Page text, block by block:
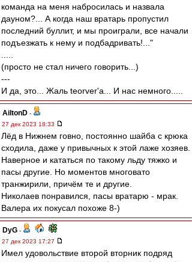
команда на меня набросилась и назвала
дауном?... А когда наш вратарь пропустил
последний буллит, и мы проиграли, все начали
подъезжать к нему и подбадривать!..."
(просто не стал ничего говорить...)
---
И да, это... Жаль teorver'а... И нас немного.....
AiltonD -
27 дек 2023 18:33
Лёд в Нижнем говно, постоянно шайба с крюка
сходила, даже у привычных к этой лаже хозяев.
Наверное и кататься по такому льду тяжко и
пасы другие. Но моментов многовато
транжирили, причём те и другие.
Николаев понравился, пасы вратарю - мрак.
Валера их покусал похоже 8-)
DyG -
27 дек 2023 17:27
Имел удовольствие второй вторник подряд